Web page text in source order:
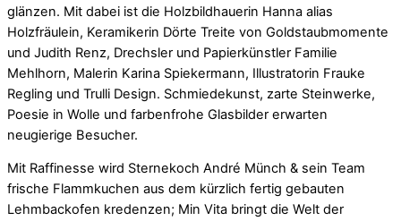
glänzen. Mit dabei ist die Holzbildhauerin Hanna alias
Holzfräulein, Keramikerin Dörte Treite von Goldstaubmomente
und Judith Renz, Drechsler und Papierkünstler Familie
Mehlhorn, Malerin Karina Spiekermann, Illustratorin Frauke
Regling und Trulli Design. Schmiedekunst, zarte Steinwerke,
Poesie in Wolle und farbenfrohe Glasbilder erwarten
neugierige Besucher.
Mit Raffinesse wird Sternekoch André Münch & sein Team
frische Flammkuchen aus dem kürzlich fertig gebauten
Lehmbackofen kredenzen; Min Vita bringt die Welt der